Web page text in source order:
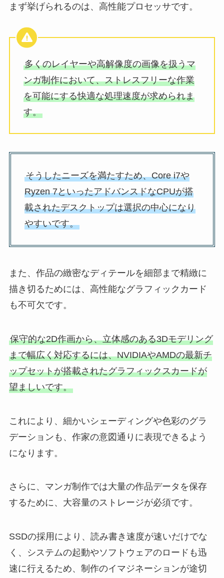
まず挙げられるのは、高性能プロセッサです。
多くのレイヤーや高解像度の画像を扱うマ
ンガ制作において、ストレスフリーな作業
を可能にする快適な処理速度が求められま
す。
そうしたニーズを満たすため、Core i7や
Ryzen 7といったアドバンスドなCPUが搭
載されたデスクトップは選択の中心になり
やすいです。
また、作品の緻密なディテールを細部まで精緻に
描き切るためには、高性能なグラフィックカード
も不可欠です。
保守的な2D作画から、立体感のある3Dモデリング
まで幅広く対応するには、NVIDIAやAMDの最新チ
ップセットが搭載されたグラフィックスカードが
望ましいです。
これにより、細かいシェーディングや色彩のグラ
デーションも、作家の意図通りに表現できるよう
になります。
さらに、マンガ制作では大量の作品データを保存
するために、大容量のストレージが必須です。
SSDの採用により、読み書き速度が速いだけでな
く、システムの起動やソフトウェアのロードも迅
速に行えるため、制作のイマジネーションが途切